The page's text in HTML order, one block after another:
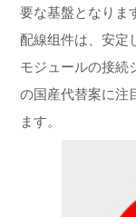
要な基盤となりま
配線组件は、安定
モジュールの接続
の国産代替案に注
ます。